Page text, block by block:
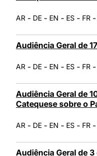
AR - DE - EN - ES - FR -
Audiência Geral de
AR - DE - EN - ES - FR -
Audiência Geral de
Catequese sobre o
AR - DE - EN - ES - FR -
Audiência Geral de